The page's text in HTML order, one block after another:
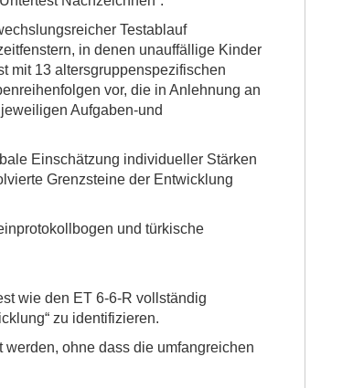
Testablauf
in denen unauffällige Kinder
mit 13 altersgruppenspezifischen
vor, die in Anlehnung an
Aufgaben-und
Einschätzung individueller Stärken
Grenzsteine der Entwicklung
und türkische
wie den ET 6-6-R vollständig
zu identifizieren.
ohne dass die umfangreichen